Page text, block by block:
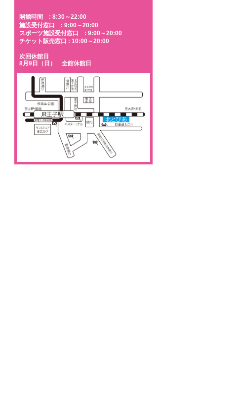
開館時間 : 8:30～22:00
施設受付窓口 : 9:00～20:00
スポーツ施設受付窓口 : 9:00～20:00
チケット販売窓口 : 10:00～20:00
次回休館日
8月9日（日） 全館休館日